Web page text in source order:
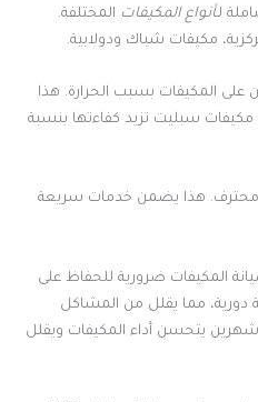
لـأنواع المكيفات المختلفة.
مكيفات شباك ودولابية.
من السكان على المكيفات بسبب الحرارة. هذا
مكيفات سبليت تزيد كفاءتها بنسبة
من أكثر من 250 فني محترف. هذا يضمن خدمات سريعة
المكيفات ضرورية للحفاظ على
دورية، مما يقلل من المشاكل
يتحسن أداء المكيفات ويقلل